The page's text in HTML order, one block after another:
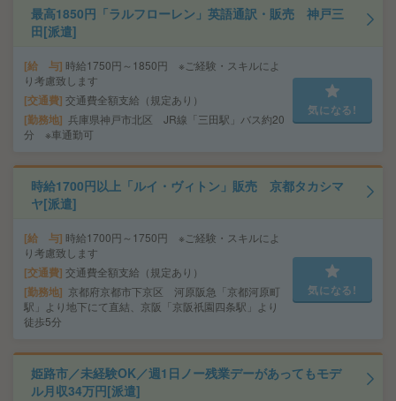
最高1850円「ラルフローレン」英語通訳・販売 神戸三
田[派遣]
給 与 時給1750円～1850円 ※ご経験・スキルによ
り考慮致します
交通費 交通費全額支給（規定あり）
勤務地 兵庫県神戸市北区 JR線「三田駅」バス約20
分 ※車通勤可
気になる!
時給1700円以上「ルイ・ヴィトン」販売 京都タカシマ
ヤ[派遣]
給 与 時給1700円～1750円 ※ご経験・スキルによ
り考慮致します
交通費 交通費全額支給（規定あり）
勤務地
京都府京都市下京区 河原阪急「京都河原町
駅」より地下にて直結、京阪「京阪祇園四条駅」より
徒歩5分
気になる!
姫路市／未経験OK／週1日ノー残業デーがあってもモデ
ル月収34万円[派遣]